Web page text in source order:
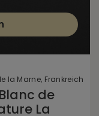
la Marne, Frankreich
de
La